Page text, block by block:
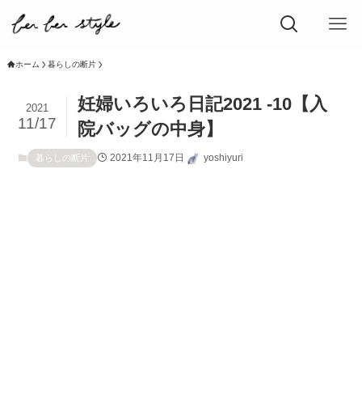
ホーム 暮らしの断片
妊婦いろいろ日記2021 -10【入
院バッグの中身】
2021
11/17
暮らしの断片 2021年11月17日 yoshiyuri